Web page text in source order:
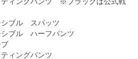
ブル スパッツ
ブル ハーフパンツ
ィングパンツ